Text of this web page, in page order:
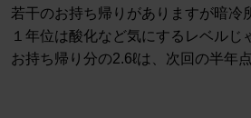
若干のお持ち帰りがありますが暗冷
１年位は酸化など気にするレベルじ
お持ち帰り分の2.6ℓは、次回の半年